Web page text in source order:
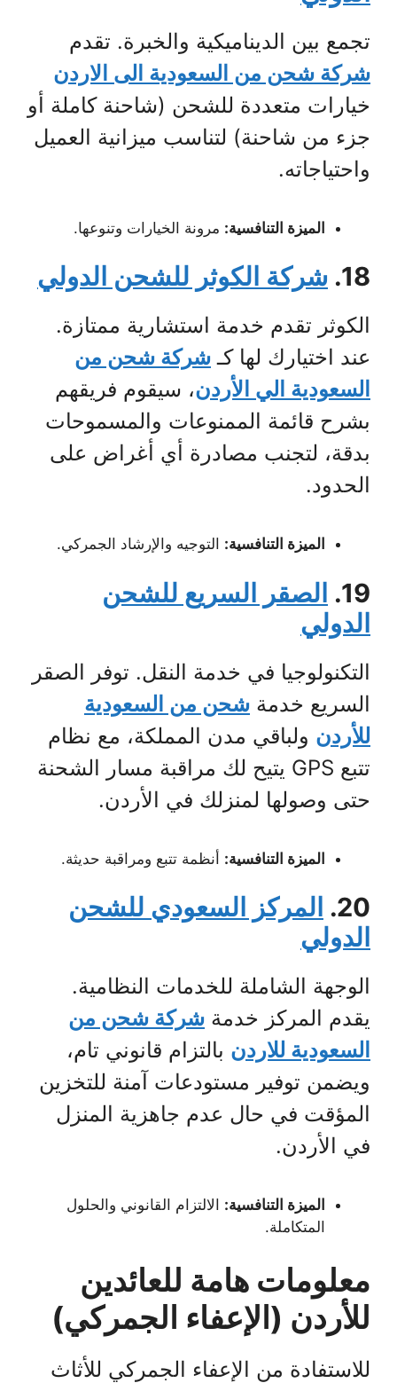
تجمع بين الديناميكية والخبرة. تقدم
شركة شحن من السعودية الى الاردن
خيارات متعددة للشحن (شاحنة كاملة أو
جزء من شاحنة) لتناسب ميزانية العميل
واحتياجاته.
الميزة التنافسية: مرونة الخيارات وتنوعها.
18. شركة الكوثر للشحن الدولي
الكوثر تقدم خدمة استشارية ممتازة.
عند اختيارك لها كـ شركة شحن من
السعودية الي الأردن، سيقوم فريقهم
بشرح قائمة الممنوعات والمسموحات
بدقة، لتجنب مصادرة أي أغراض على
الحدود.
الميزة التنافسية: التوجيه والإرشاد الجمركي.
19. الصقر السريع للشحن
الدولي
التكنولوجيا في خدمة النقل. توفر الصقر
السريع خدمة شحن من السعودية
للأردن ولباقي مدن المملكة، مع نظام
تتبع GPS يتيح لك مراقبة مسار الشحنة
حتى وصولها لمنزلك في الأردن.
الميزة التنافسية: أنظمة تتبع ومراقبة حديثة.
20.
المركز السعودي للشحن
الدولي
الوجهة الشاملة للخدمات النظامية.
يقدم المركز خدمة شركة شحن من
السعودية للاردن بالتزام قانوني تام،
ويضمن توفير مستودعات آمنة للتخزين
المؤقت في حال عدم جاهزية المنزل
في الأردن.
الميزة التنافسية: الالتزام القانوني والحلول
المتكاملة.
معلومات هامة للعائدين
للأردن (الإعفاء الجمركي)
للاستفادة من الإعفاء الجمركي للأثاث